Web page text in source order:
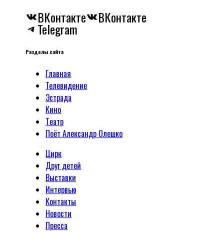
ВКонтакте ВКонтакте
Telegram
Разделы сайта
Главная
Телевидение
Эстрада
Кино
Tеатр
Поёт Александр Олешко
Цирк
Друг детей
Выставки
Интервью
Контакты
Новости
Пресса